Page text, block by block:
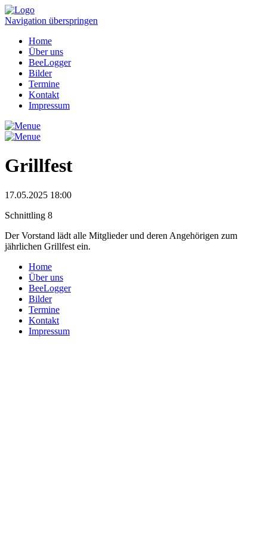
Navigation überspringen
Home
Über uns
BeeLogger
Bilder
Termine
Kontakt
Impressum
Grillfest
17.05.2025 18:00
Schnittling 8
Der Vorstand lädt alle Mitglieder und deren Angehörigen zum
jährlichen Grillfest ein.
Home
Über uns
BeeLogger
Bilder
Termine
Kontakt
Impressum